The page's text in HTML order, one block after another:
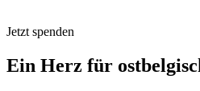
Jetzt spenden
Ein Herz für